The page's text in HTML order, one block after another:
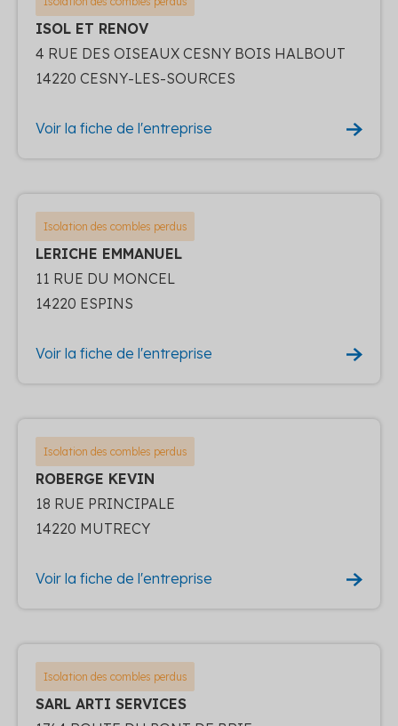
ISOL ET RENOV
4 RUE DES OISEAUX CESNY BOIS HALBOUT
14220 CESNY-LES-SOURCES
Voir la fiche de l'entreprise
Isolation des combles perdus
LERICHE EMMANUEL
11 RUE DU MONCEL
14220 ESPINS
Voir la fiche de l'entreprise
Isolation des combles perdus
ROBERGE KEVIN
18 RUE PRINCIPALE
14220 MUTRECY
Voir la fiche de l'entreprise
Isolation des combles perdus
SARL ARTI SERVICES